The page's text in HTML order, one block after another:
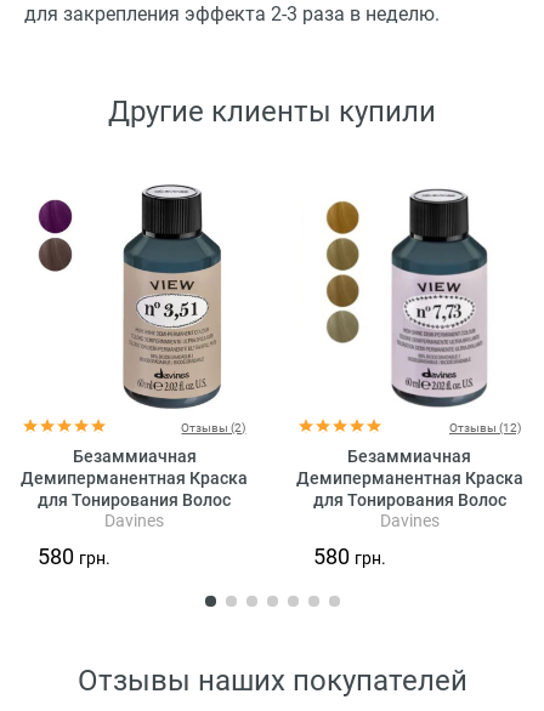
для закрепления эффекта 2-3 раза в неделю.
Другие клиенты купили
Отзывы (2)
Безаммиачная
Демиперманентная Краска
для Тонирования Волос
Davines View High Shine
Demi-Permanent Colour
Mahogany, 60 мл
Davines
580 грн.
Отзывы (12)
Безаммиачная
Демиперманентная Краска
для Тонирования Волос
Davines View High Shine
Demi-Permanent Colour Beige,
60 мл (бежевые оттенки)
Davines
580 грн.
Отзывы наших покупателей